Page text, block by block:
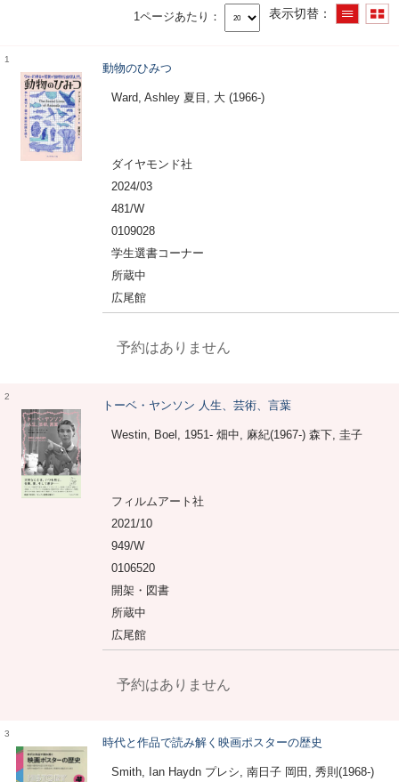
表示切替
1ページあたり
1
動物のひみつ
Ward, Ashley 夏目, 大 (1966-)
ダイヤモンド社
2024/03
481/W
0109028
学生選書コーナー
所蔵中
広尾館
予約はありません
2
トーベ・ヤンソン 人生、芸術、言葉
Westin, Boel, 1951- 畑中, 麻紀(1967-) 森下, 圭子
フィルムアート社
2021/10
949/W
0106520
開架・図書
所蔵中
広尾館
予約はありません
3
時代と作品で読み解く映画ポスターの歴史
Smith, Ian Haydn プレシ, 南日子 岡田, 秀則(1968-)